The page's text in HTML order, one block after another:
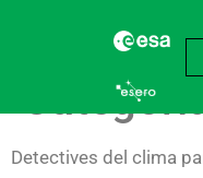
Detectives del clima